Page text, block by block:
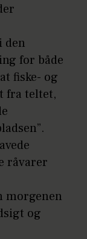
den
for både
fiske- og
fra teltet,
råvarer
morgenen
og